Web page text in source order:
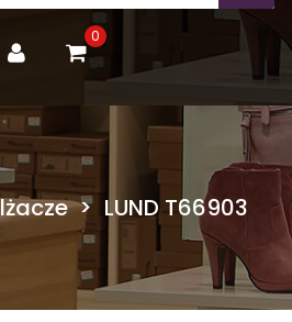
0
> LUND T66903